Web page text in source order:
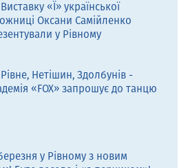
Виставку «Ї» української
Оксани Самійленко
у Рівному
Рівне, Нетішин, Здолбунів -
«FOX» запрошує до танцю
у Рівному з новим